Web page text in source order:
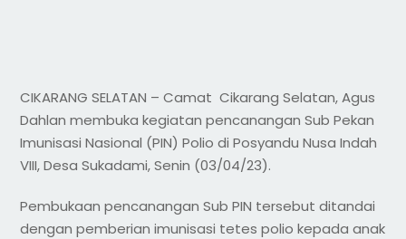
CIKARANG SELATAN – Camat Cikarang Selatan, Agus
Dahlan membuka kegiatan pencanangan Sub Pekan
Imunisasi Nasional (PIN) Polio di Posyandu Nusa Indah
VIII, Desa Sukadami, Senin (03/04/23).
Pembukaan pencanangan Sub PIN tersebut ditandai
dengan pemberian imunisasi tetes polio kepada anak